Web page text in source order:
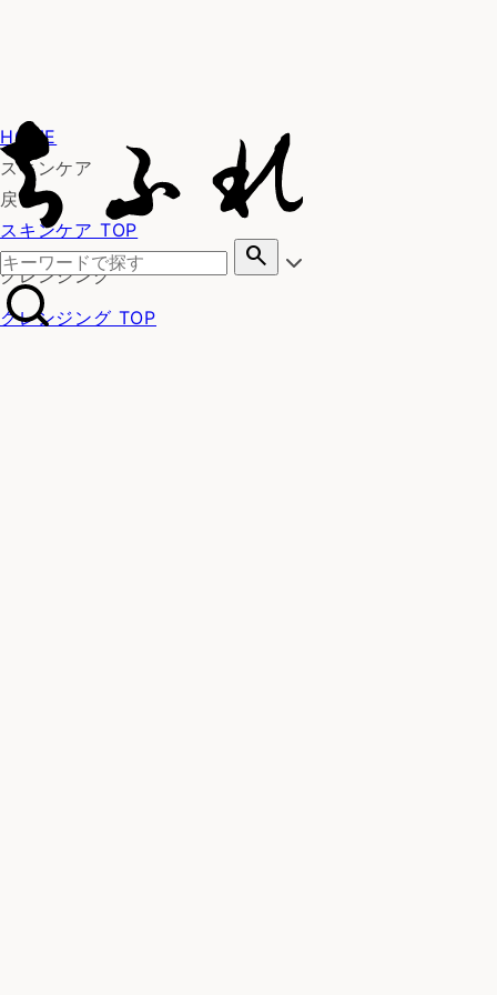
search
HOME
スキンケア
戻る
スキンケア TOP
クレンジング
クレンジング TOP